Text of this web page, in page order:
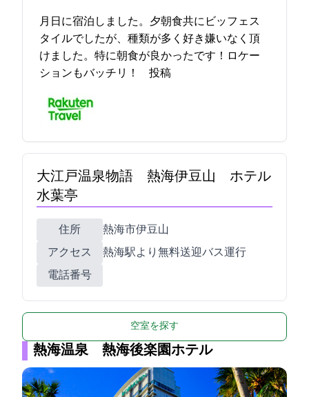
12月15日に宿泊しました。夕朝食共にビッフェス
タイルでしたが、種類が多く好き嫌いなく頂
けました。特に朝食が良かったです！ロケー
ションもバッチリ！ 2021-12-18 09:06:03投稿
大江戸温泉物語 熱海伊豆山 ホテル
水葉亭
住所
熱海市伊豆山190-1
アクセス
熱海駅より無料送迎バス運行
電話番号
空室を探す
熱海温泉 熱海後楽園ホテル